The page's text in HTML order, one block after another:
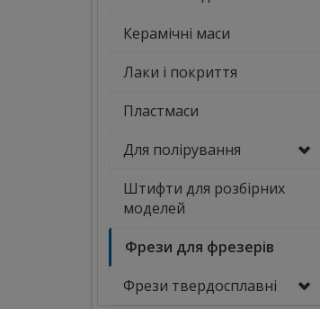
Керамічні маси
Лаки і покриття
Пластмаси
Для полірування
Штифти для розбірних
моделей
Фрези для фрезерів
Фрези твердосплавні